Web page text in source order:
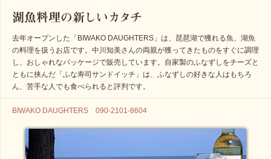
去年オープンした「BIWAKO DAUGHTERS」は、琵琶湖で獲れる魚、湖魚
の料理を扱うお店です。中川知美さんの両親が獲ってきたものをすぐに調理
し、おしゃれなパッケージで販売しています。自家製のふなずしをチーズと
ともに挟んだ「ふな寿司サンドイッチ」は、ふなずしの好きな人はもちろ
ん、苦手な人でも食べられると評判です。
BIWAKO DAUGHTERS 090-2101-8604